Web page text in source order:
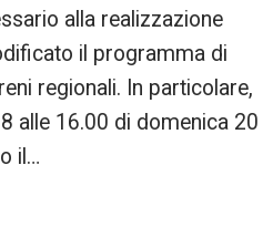
alla realizzazione
il programma di
regionali. In particolare,
alle 16.00 di domenica 20
il…